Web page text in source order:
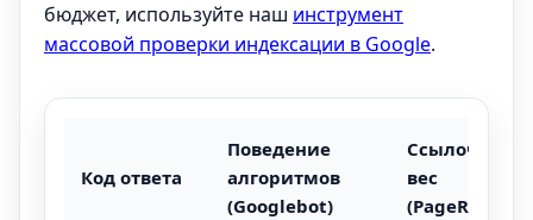
бюджет, используйте наш инструмент
массовой проверки индексации в Google.
Код ответа
Поведение
алгоритмов
(Googlebot)
Ссылочный
вес
(PageRank)